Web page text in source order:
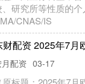
古代，女人的生育过
产的情况下。尽管有
率依然很高。这是因